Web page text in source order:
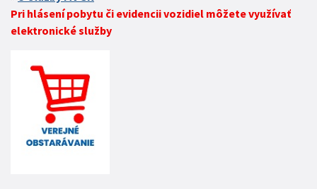
Pri hlásení pobytu či evidencii vozidiel môžete využívať
elektronické služby